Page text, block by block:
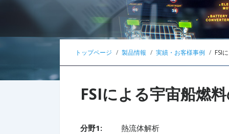
トップページ 製品情報 実績・お客様事例 FSI
FSIによる宇宙船燃
分野1: 熱流体解析